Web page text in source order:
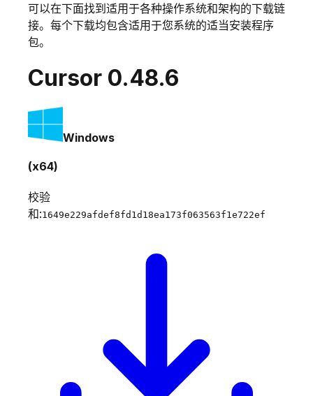
可以在下面找到适用于各种操作系统和架构的下载链
接。每个下载均包含适用于您系统的适当安装程序
包。
Cursor 0.48.6
Windows
(x64)
校验
和:1649e229afdef8fd1d18ea173f063563f1e722ef